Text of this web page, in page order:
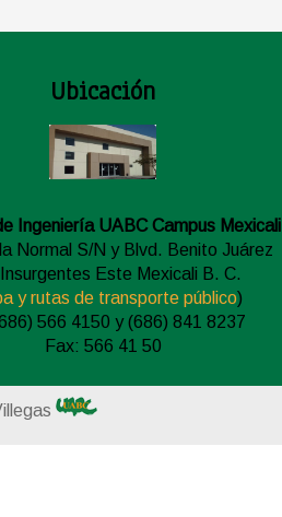
Ubicación
Ingeniería UABC Campus Mexicali
Normal S/N y Blvd. Benito Juárez
Este Mexicali B. C.
y rutas de transporte público)
566 4150 y (686) 841 8237
Fax: 566 41 50